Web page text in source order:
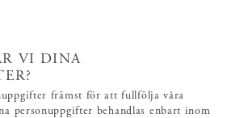
VI DINA
främst för att fullfölja våra
personuppgifter behandlas enbart inom